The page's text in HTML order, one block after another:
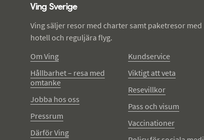
Ving Sverige
Ving säljer resor med charter samt paketresor med
hotell och reguljära flyg.
Om Ving
Hållbarhet – resa med
omtanke
Jobba hos oss
Pressrum
Därför Ving
Kundservice
Viktigt att veta
Resevillkor
Pass och visum
Vaccinationer